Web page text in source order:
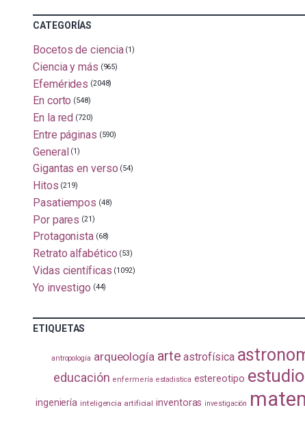
CATEGORÍAS
Bocetos de ciencia (1)
Ciencia y más (965)
Efemérides (2048)
En corto (548)
En la red (720)
Entre páginas (590)
General (1)
Gigantas en verso (54)
Hitos (219)
Pasatiempos (48)
Por pares (21)
Protagonista (68)
Retrato alfabético (53)
Vidas científicas (1092)
Yo investigo (44)
ETIQUETAS
antropología arqueología arte astrofísica
educación enfermería estadistica estereotipo
ingeniería inteligencia artificial inventoras investigación